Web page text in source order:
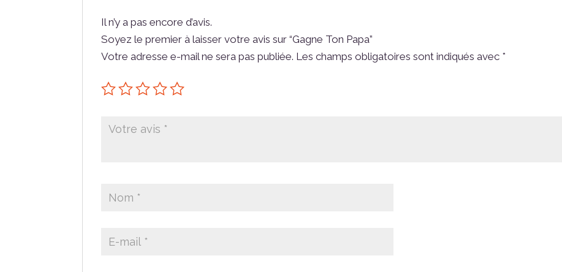
Il n’y a pas encore d’avis.
Soyez le premier à laisser votre avis sur “Gagne Ton Papa”
Votre adresse e-mail ne sera pas publiée. Les champs obligatoires sont indiqués avec *